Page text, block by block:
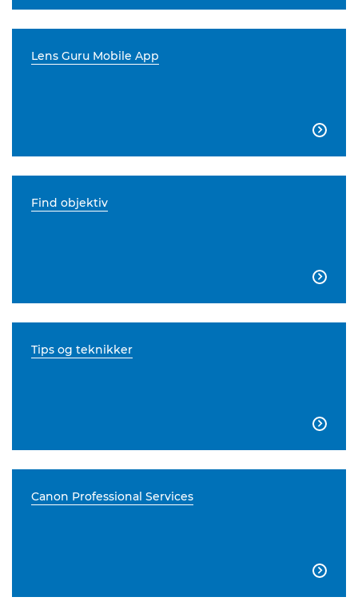
Lens Guru Mobile App

Find objektiv

Tips og teknikker

Canon Professional Services
